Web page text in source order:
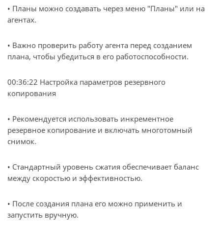
• Планы можно создавать через меню "Планы" или на
агентах.
• Важно проверить работу агента перед созданием
плана, чтобы убедиться в его работоспособности.
00:36:22 Настройка параметров резервного
копирования
• Рекомендуется использовать инкрементное
резервное копирование и включать многотомный
снимок.
• Стандартный уровень сжатия обеспечивает баланс
между скоростью и эффективностью.
• После создания плана его можно применить и
запустить вручную.